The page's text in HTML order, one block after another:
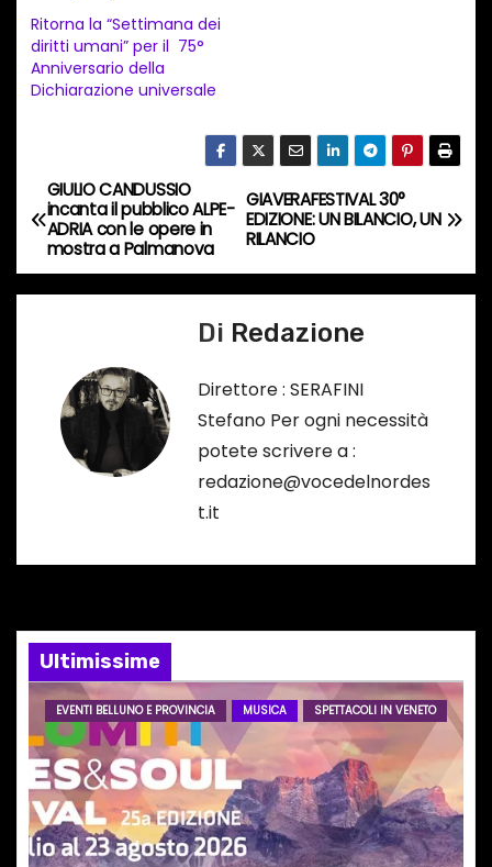
t
o
i
r
s
o
…
Ritorna la “Settimana dei
diritti umani” per il 75°
Anniversario della
Dichiarazione universale
N
a
v
o
e
a
r
t
i
GIAVERAFESTIVAL 30°
EDIZIONE: UN BILANCIO, UN
RILANCIO
GIULIO CANDUSSIO
incanta il pubblico ALPE-
ADRIA con le opere in
mostra a Palmanova
Di Redazione
Direttore : SERAFINI
Stefano Per ogni necessità
potete scrivere a :
redazione@vocedelnordes
t.it
Ultimissime
EVENTI BELLUNO E PROVINCIA MUSICA SPETTACOLI IN VENETO